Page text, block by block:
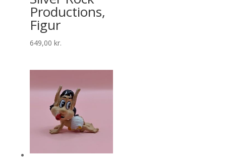
Productions,
Figur
649,00 kr.